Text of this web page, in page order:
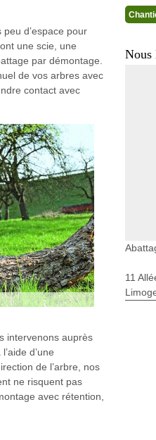
d’espace pour
une scie, une
par démontage.
de vos arbres avec
contact avec
intervenons auprès
d’une
de l’arbre, nos
ne risquent pas
avec rétention,
Nous
11